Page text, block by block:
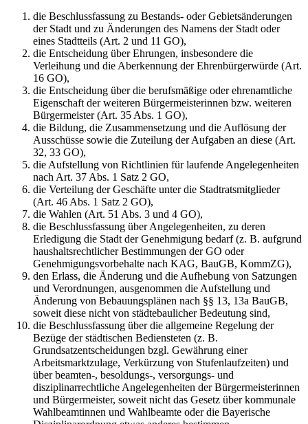
die Beschlussfassung zu Bestands- oder Gebietsänderungen
der Stadt und zu Änderungen des Namens der Stadt oder
eines Stadtteils (Art. 2 und 11 GO),
die Entscheidung über Ehrungen, insbesondere die
Verleihung und die Aberkennung der Ehrenbürgerwürde (Art.
16 GO),
die Entscheidung über die berufsmäßige oder ehrenamtliche
Eigenschaft der weiteren Bürgermeisterinnen bzw. weiteren
Bürgermeister (Art. 35 Abs. 1 GO),
die Bildung, die Zusammensetzung und die Auflösung der
Ausschüsse sowie die Zuteilung der Aufgaben an diese (Art.
32, 33 GO),
die Aufstellung von Richtlinien für laufende Angelegenheiten
nach Art. 37 Abs. 1 Satz 2 GO,
die Verteilung der Geschäfte unter die Stadtratsmitglieder
(Art. 46 Abs. 1 Satz 2 GO),
die Wahlen (Art. 51 Abs. 3 und 4 GO),
die Beschlussfassung über Angelegenheiten, zu deren
Erledigung die Stadt der Genehmigung bedarf (z. B. aufgrund
haushaltsrechtlicher Bestimmungen der GO oder
Genehmigungsvorbehalte nach KAG, BauGB, KommZG),
den Erlass, die Änderung und die Aufhebung von Satzungen
und Verordnungen, ausgenommen die Aufstellung und
Änderung von Bebauungsplänen nach §§ 13, 13a BauGB,
soweit diese nicht von städtebaulicher Bedeutung sind,
die Beschlussfassung über die allgemeine Regelung der
Bezüge der städtischen Bediensteten (z. B.
Grundsatzentscheidungen bzgl. Gewährung einer
Arbeitsmarktzulage, Verkürzung von Stufenlaufzeiten) und
über beamten-, besoldungs-, versorgungs- und
disziplinarrechtliche Angelegenheiten der Bürgermeisterinnen
und Bürgermeister, soweit nicht das Gesetz über kommunale
Wahlbeamtinnen und Wahlbeamte oder die Bayerische